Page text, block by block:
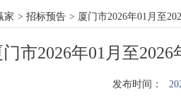
家 > 招标预告 > 厦门市2026年01月至
门市2026年01月至
发布时间：